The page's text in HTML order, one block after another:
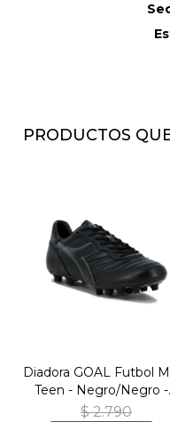
PRODUCTOS
Diadora GOAL Futbol
Teen - Negro/Negro -
Negro-Negro
$ 2.790